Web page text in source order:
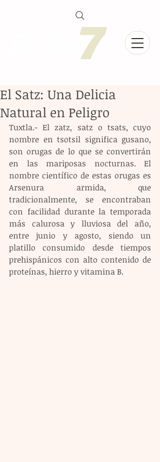
El Satz: Una Delicia
Natural en Peligro
Tuxtla.- El zatz, satz o tsats, cuyo
nombre en tsotsil significa gusano,
son orugas de lo que se convertirán
en las mariposas nocturnas. El
nombre científico de estas orugas es
Arsenura armida, que
tradicionalmente, se encontraban
con facilidad durante la temporada
más calurosa y lluviosa del año,
entre junio y agosto, siendo un
platillo consumido desde tiempos
prehispánicos con alto contenido de
proteínas, hierro y vitamina B.